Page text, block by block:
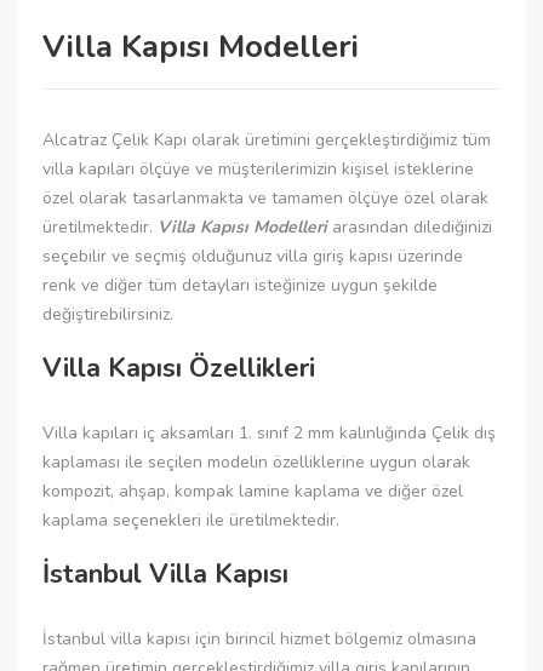
Villa Kapısı Modelleri
Alcatraz Çelik Kapı olarak üretimini gerçekleştirdiğimiz tüm
villa kapıları ölçüye ve müşterilerimizin kişisel isteklerine
özel olarak tasarlanmakta ve tamamen ölçüye özel olarak
üretilmektedir. Villa Kapısı Modelleriarasından dilediğinizi
seçebilir ve seçmiş olduğunuz villa giriş kapısı üzerinde
renk ve diğer tüm detayları isteğinize uygun şekilde
değiştirebilirsiniz.
Villa Kapısı Özellikleri
Villa kapıları iç aksamları 1. sınıf 2 mm kalınlığında Çelik dış
kaplaması ile seçilen modelin özelliklerine uygun olarak
kompozit, ahşap, kompak lamine kaplama ve diğer özel
kaplama seçenekleri ile üretilmektedir.
İstanbul Villa Kapısı
İstanbul villa kapısı için birincil hizmet bölgemiz olmasına